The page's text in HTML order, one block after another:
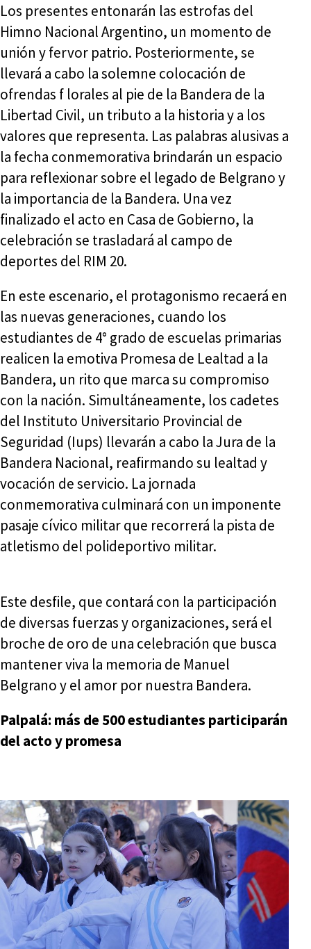
Los presentes entonarán las estrofas del
Himno Nacional Argentino, un momento de
unión y fervor patrio. Posteriormente, se
llevará a cabo la solemne colocación de
ofrendas f lorales al pie de la Bandera de la
Libertad Civil, un tributo a la historia y a los
valores que representa. Las palabras alusivas a
la fecha conmemorativa brindarán un espacio
para reflexionar sobre el legado de Belgrano y
la importancia de la Bandera. Una vez
finalizado el acto en Casa de Gobierno, la
celebración se trasladará al campo de
deportes del RIM 20.
En este escenario, el protagonismo recaerá en
las nuevas generaciones, cuando los
estudiantes de 4° grado de escuelas primarias
realicen la emotiva Promesa de Lealtad a la
Bandera, un rito que marca su compromiso
con la nación. Simultáneamente, los cadetes
del Instituto Universitario Provincial de
Seguridad (Iups) llevarán a cabo la Jura de la
Bandera Nacional, reafirmando su lealtad y
vocación de servicio. La jornada
conmemorativa culminará con un imponente
pasaje cívico militar que recorrerá la pista de
atletismo del polideportivo militar.
Este desfile, que contará con la participación
de diversas fuerzas y organizaciones, será el
broche de oro de una celebración que busca
mantener viva la memoria de Manuel
Belgrano y el amor por nuestra Bandera.
Palpalá: más de 500 estudiantes participarán
del acto y promesa